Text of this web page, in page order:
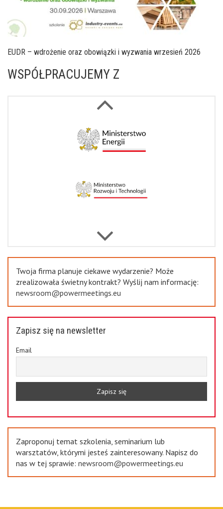
EUDR – wdrożenie oraz obowiązki i wyzwania wrzesień 2026
WSPÓŁPRACUJEMY Z
Twoja firma planuje ciekawe wydarzenie? Może
zrealizowała świetny kontrakt? Wyślij nam informację:
newsroom@powermeetings.eu
Zapisz się na newsletter
Email
Zaproponuj temat szkolenia, seminarium lub
warsztatów, którymi jesteś zainteresowany. Napisz do
nas w tej sprawie: newsroom@powermeetings.eu